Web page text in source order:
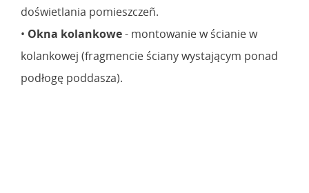
doświetlania pomieszczeñ.
• Okna kolankowe- montowanie w ścianie w
kolankowej (fragmencie ściany wystającym ponad
podłogę poddasza).